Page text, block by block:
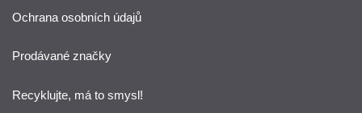
Ochrana osobních údajů
Prodávané značky
Recyklujte, má to smysl!